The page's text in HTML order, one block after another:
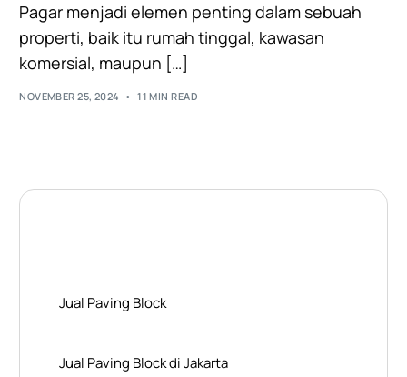
Pagar menjadi elemen penting dalam sebuah
properti, baik itu rumah tinggal, kawasan
komersial, maupun […]
NOVEMBER 25, 2024 11 MIN READ
Jual Paving Block
Jual Paving Block di Jakarta